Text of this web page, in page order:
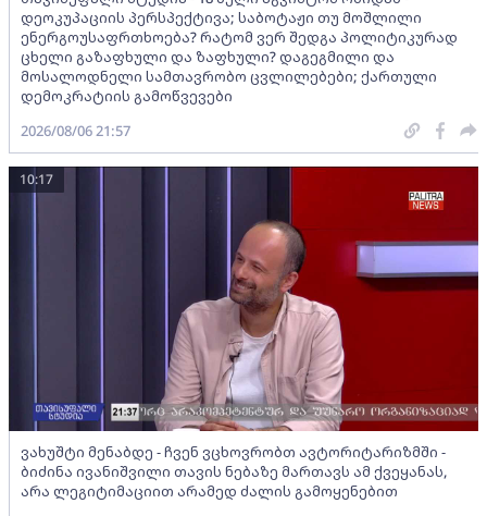
დეოკუპაციის პერსპექტივა; საბოტაჟი თუ მოშლილი
ენერგოუსაფრთხოება? რატომ ვერ შედგა პოლიტიკურად
ცხელი გაზაფხული და ზაფხული? დაგეგმილი და
მოსალოდნელი სამთავრობო ცვლილებები; ქართული
დემოკრატიის გამოწვევები
2026/08/06 21:57
ვახუშტი მენაბდე - ჩვენ ვცხოვრობთ ავტორიტარიზმში -
ბიძინა ივანიშვილი თავის ნებაზე მართავს ამ ქვეყანას,
არა ლეგიტიმაციით არამედ ძალის გამოყენებით
10:17